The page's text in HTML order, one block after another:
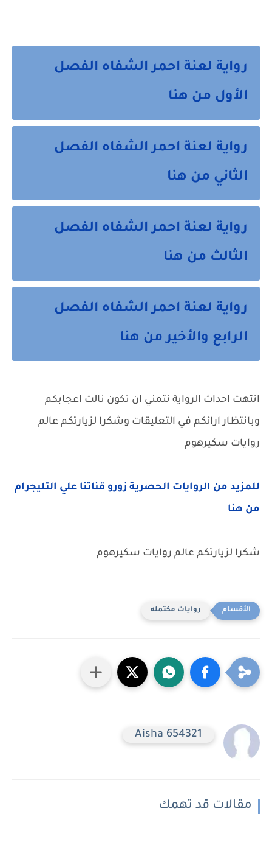
رواية لعنة احمر الشفاه الفصل
الأول من هنا
رواية لعنة احمر الشفاه الفصل
الثاني من هنا
رواية لعنة احمر الشفاه الفصل
الثالث من هنا
رواية لعنة احمر الشفاه الفصل
الرابع والأخير من هنا
انتهت احداث الرواية نتمني ان تكون نالت اعجابكم
وبانتظار ارائكم في التعليقات وشكرا لزيارتكم عالم
روايات سكيرهوم
للمزيد من الروايات الحصرية زورو قناتنا علي التليجرام
من هنا
شكرا لزيارتكم عالم روايات سكيرهوم
روايات مكتمله
Aisha 654321
مقالات قد تهمك